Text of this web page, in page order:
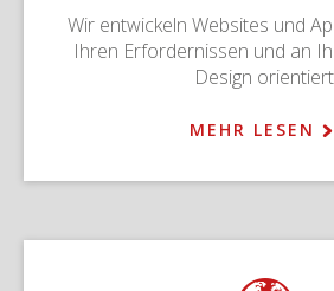
Wir entwickeln Websites und
Ihren Erfordernissen und an
Design
MEHR LESEN